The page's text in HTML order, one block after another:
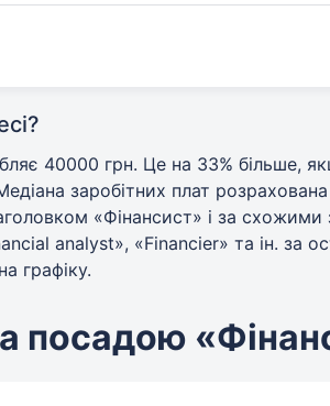
40000 грн. Це на 33% більше,
заробітних плат
«Фінансист» і за
analyst», «Financier» та ін. за
графіку.
посадою